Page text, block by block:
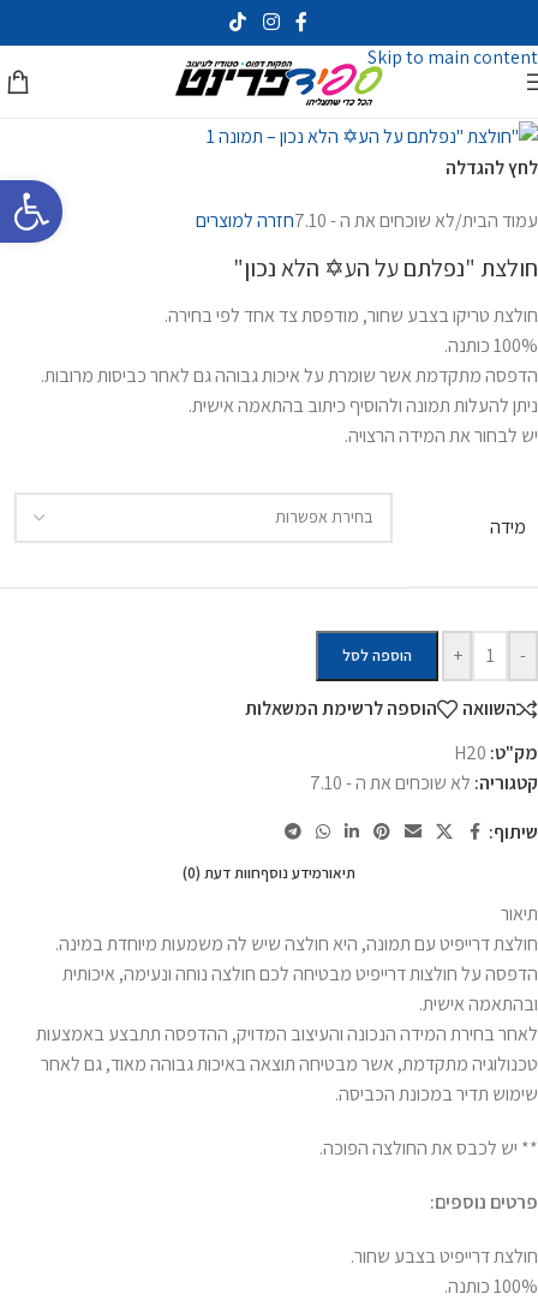
פתח
Skip to main content
לחץ להגדלה
עמוד הבית/לא שוכחים את ה - 7.10 חזרה למוצרים
חולצת "נפלתם על הע✡ הלא נכון"
חולצת טריקו בצבע שחור, מודפסת צד אחד לפי בחירה.
100% כותנה.
הדפסה מתקדמת אשר שומרת על איכות גבוהה גם לאחר כביסות מרובות.
ניתן להעלות תמונה ולהוסיף כיתוב בהתאמה אישית.
יש לבחור את המידה הרצויה.
מידה
-
+ הוספה לסל
השוואה
הוספה לרשימת המשאלות
מק"ט: H20
קטגוריה: לא שוכחים את ה - 7.10
שיתוף:
תיאורמידע נוסףחוות דעת (0)
תיאור
חולצת דרייפיט עם תמונה, היא חולצה שיש לה משמעות מיוחדת במינה.
הדפסה על חולצות דרייפיט מבטיחה לכם חולצה נוחה ונעימה, איכותית
ובהתאמה אישית.
לאחר בחירת המידה הנכונה והעיצוב המדויק, ההדפסה תתבצע באמצעות
טכנולוגיה מתקדמת, אשר מבטיחה תוצאה באיכות גבוהה מאוד, גם לאחר
שימוש תדיר במכונת הכביסה.
** יש לכבס את החולצה הפוכה.
פרטים נוספים:
חולצת דרייפיט בצבע שחור.
100% כותנה.